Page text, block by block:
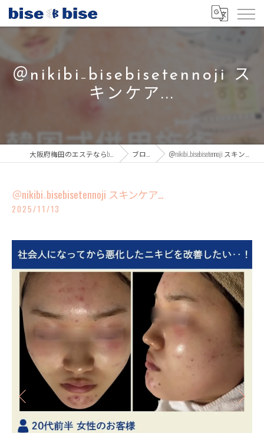
＠nikibi₋bisebisetennoji ス
キンケア...
大阪府梅田のエステならbisebise ブログ ＠nikibi₋bisebisetennoji スキンケア...
＠nikibi₋bisebisetennoji スキンケア...
2025/11/13